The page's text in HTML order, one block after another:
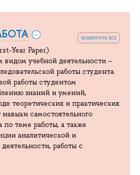
развернуть все
Year Paper)
видом учебной деятельности –
работы студента.
работы студентом
знаний и умений,
теоретических и практических
самостоятельного
по теме работы, а также
аналитической и
работы с